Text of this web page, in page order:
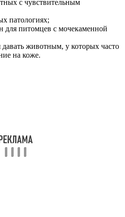
с чувствительным
патологиях;
для питомцев с мочекаменной
давать животным, у которых часто
на коже.